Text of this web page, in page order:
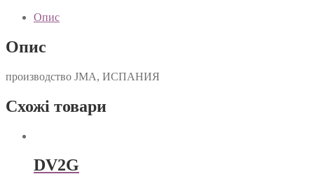
Опис
Опис
производство JMA, ИСПАНИЯ
Схожі товари
DV2G